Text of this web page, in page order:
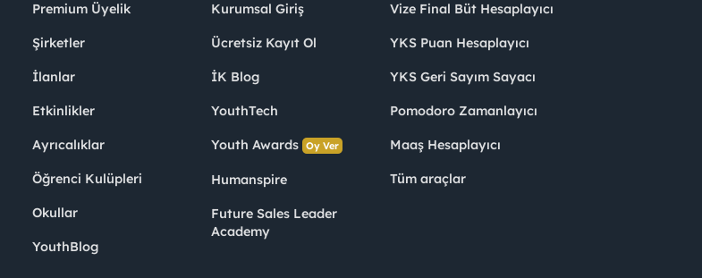
Premium Üyelik
Şirketler
İlanlar
Etkinlikler
Ayrıcalıklar
Öğrenci Kulüpleri
Okullar
YouthBlog
Kurumsal Giriş
Ücretsiz Kayıt Ol
İK Blog
YouthTech
Youth Awards Oy Ver
Humanspire
Future Sales Leader
Academy
Vize Final Büt Hesaplayıcı
YKS Puan Hesaplayıcı
YKS Geri Sayım Sayacı
Pomodoro Zamanlayıcı
Maaş Hesaplayıcı
Tüm araçlar